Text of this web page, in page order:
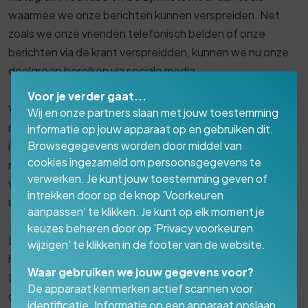
waarmee we onze berichten kunnen verspreiden. Net
zoals we onze vrienden telefonisch belden of onze
berichten via de krant verspreidden, kunnen we nu onze
doelgroep bereiken via sociale media.
Velen optimaliseren hun content voor individuele sociale
netwerken en platforms en bijbehorende algoritmen. Dat
is allemaal goed, maar alleen als je de volgende gouden
regel in acht neemt: Optimaliseer jouw content
voornamelijk voor de gebruikers van de platforms en niet
uitsluitend voor de algoritmen.
Leer te begrijpen wat het sociale netwerk eigenlijk nodig
heeft en wat je kunt doen om het te ondersteunen.
Daarbij verenigen jij en de technologie een
gemeenschappelijk doel: gebruikers op het betreffende
Voor je verder gaat...
Wij en onze partners slaan met jouw toestemming
informatie op jouw apparaat op en gebruiken dit.
Browsegegevens worden door middel van
cookies ingezameld om persoonsgegevens te
verwerken. Je kunt jouw toestemming geven of
intrekken door op de knop 'Voorkeuren
aanpassen' te klikken. Je kunt op elk moment je
keuzes beheren door op 'Privacy voorkeuren
wijzigen' te klikken in de footer van de website.
Waar gebruiken we jouw gegevens voor?
De apparaat kenmerken actief scannen voor
identificatie. Informatie op een apparaat opslaan